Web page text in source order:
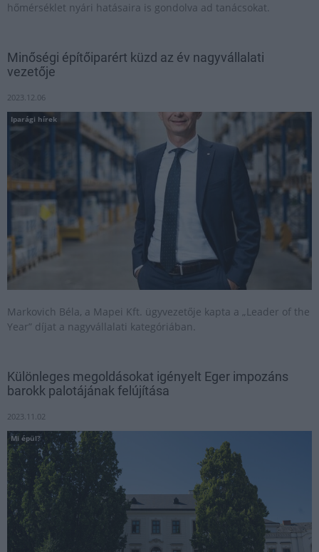
hőmérséklet nyári hatásaira is gondolva ad tanácsokat.
Minőségi építőiparért küzd az év nagyvállalati
vezetője
2023.12.06
Iparági hírek
Markovich Béla, a Mapei Kft. ügyvezetője kapta a „Leader of the
Year” díjat a nagyvállalati kategóriában.
Különleges megoldásokat igényelt Eger impozáns
barokk palotájának felújítása
2023.11.02
Mi épül?